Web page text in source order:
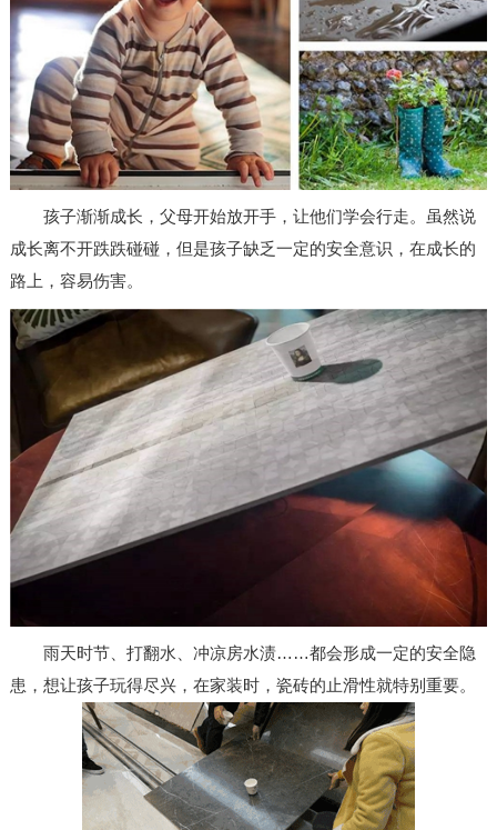
孩子渐渐成长，父母开始放开手，让他们学会行走。虽然说
成长离不开跌跌碰碰，但是孩子缺乏一定的安全意识，在成长的
路上，容易伤害。
雨天时节、打翻水、冲凉房水渍……都会形成一定的安全隐
患，想让孩子玩得尽兴，在家装时，瓷砖的止滑性就特别重要。